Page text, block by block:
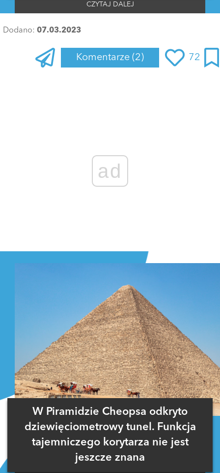
CZYTAJ DALEJ
Dodano: 07.03.2023
Komentarze (2) 72
ad
W Piramidzie Cheopsa odkryto
dziewięciometrowy tunel. Funkcja
tajemniczego korytarza nie jest
jeszcze znana